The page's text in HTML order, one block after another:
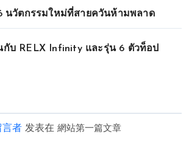
นวัตกรรมใหม่ที่สายควันห้ามพลาด
กับ RELX Infinity และรุ่น 6 ตัวท็อป
言者 发表在 網站第一篇文章